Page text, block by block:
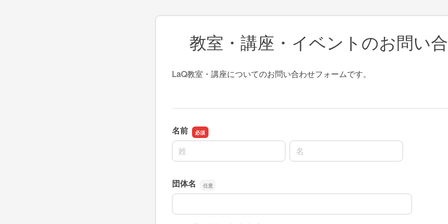
教室・講座・イベントのお問い
LaQ教室・講座についてのお問い合わせフォームです。
名前
名前の姓
名前の名
団体名
団体名